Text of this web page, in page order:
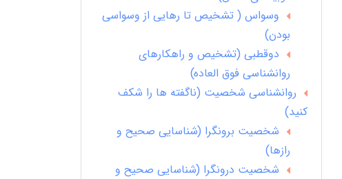
وسواس ( تشخیص تا رهایی از وسواسی
بودن)
دوقطبی (تشخیص و راهکارهای
روانشناسی فوق العاده)
روانشناسی شخصیت (ناگفته ها را شکف
کنید)
شخصیت برونگرا (شناسایی صحیح و
رازها)
شخصیت درونگرا (شناسایی صحیح و